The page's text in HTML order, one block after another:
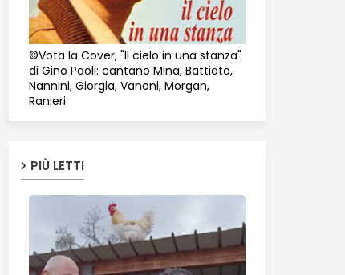
©Vota la Cover, "Il cielo in una stanza"
di Gino Paoli: cantano Mina, Battiato,
Nannini, Giorgia, Vanoni, Morgan,
Ranieri
PIÙ LETTI